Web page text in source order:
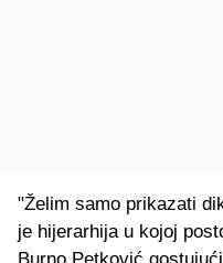
"Želim samo prikazati
je hijerarhija u kojoj